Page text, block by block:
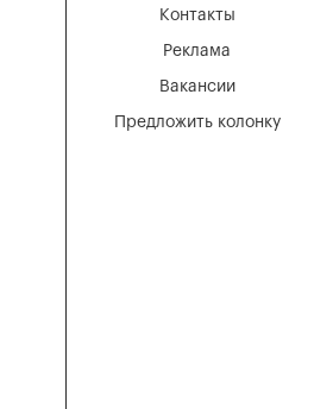
Вакансии
Реклама
Контакты
Предложить колонку